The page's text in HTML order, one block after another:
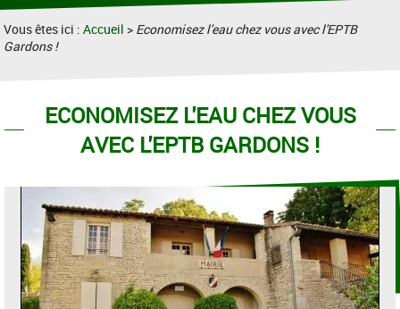
Vous êtes ici :Accueil > Economisez l'eau chez vous avec l'EPTB
Gardons !
ECONOMISEZ L'EAU CHEZ VOUS
AVEC L'EPTB GARDONS !